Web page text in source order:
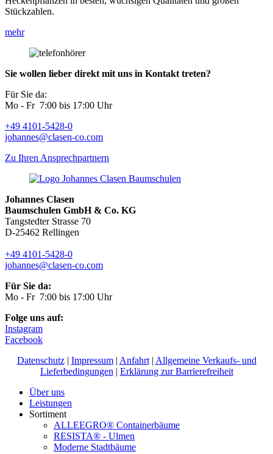
Stückzahlen.
mehr
Sie wollen lieber direkt mit uns in Kontakt treten?
Für Sie da:
Mo - Fr 7:00 bis 17:00 Uhr
+49 4101-5428-0
johannes@clasen-co.com
Zu Ihren Ansprechpartnern
Johannes Clasen
Baumschulen GmbH & Co. KG
Tangstedter Strasse 70
D-25462 Rellingen
+49 4101-5428-0
johannes@clasen-co.com
Für Sie da:
Mo - Fr 7:00 bis 17:00 Uhr
Folge uns auf:
Instagram
Facebook
Datenschutz| Impressum| Anfahrt| Allgemeine Verkaufs- und
Lieferbedingungen | Erklärung zur Barrierefreiheit
Über uns
Leistungen
Sortiment
ALLEEGRO® Containerbäume
RESISTA® - Ulmen
Moderne Stadtbäume